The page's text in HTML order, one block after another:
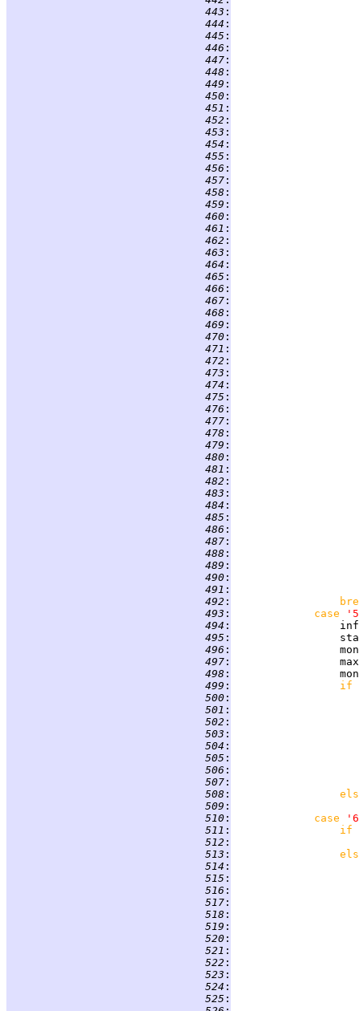
443 :
444 :
445 :
446 :
447 :
448 :
449 :
450 :
451 :
452 :
453 :
454 :
455 :
456 :
457 :
458 :
459 :
460 :
461 :
462 :
463 :
464 :
465 :
466 :
467 :
468 :
469 :
470 :
471 :
472 :
473 :
474 :
475 :
476 :
477 :
478 :
479 :
480 :
481 :
482 :
483 :
484 :
485 :
486 :
487 :
488 :
489 :
490 :
491 :
492 :
493 : case
494 :
495 :
496 :
497 :
498 :
499 :
if
500 :
501 :
502 :
503 :
504 :
505 :
506 :
507 :
508 :
509 :
510 : case
511 :
if
512 :
513 :
514 :
515 :
516 :
517 :
518 :
519 :
520 :
521 :
522 :
523 :
524 :
525 :